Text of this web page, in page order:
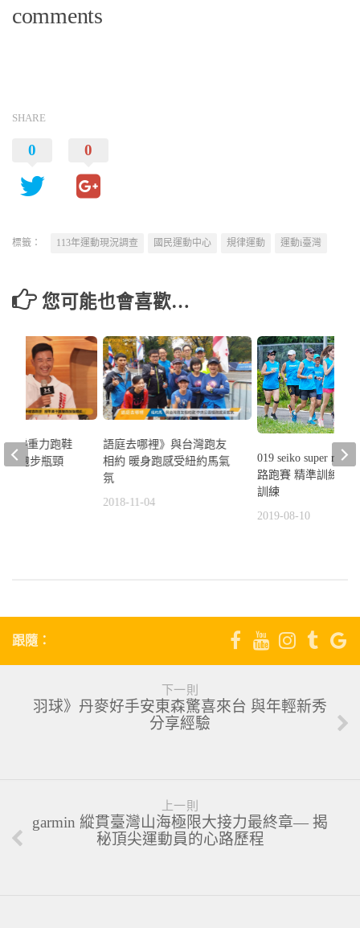
comments
SHARE
0 0
標籤： 113年運動現況調查 國民運動中心 規律運動 運動i臺灣
您可能也會喜歡…
語庭去哪裡》與台灣跑友
相約 暖身跑感受紐約馬氣
氛
2018-11-04
019 seiko super
路跑賽 精準訓練營3
訓練
2019-08-10
零重力跑鞋
破跑步瓶頸
跟隨：
下一則
羽球》丹麥好手安東森驚喜來台 與年輕新秀
分享經驗
上一則
garmin 縱貫臺灣山海極限大接力最終章— 揭
秘頂尖運動員的心路歷程